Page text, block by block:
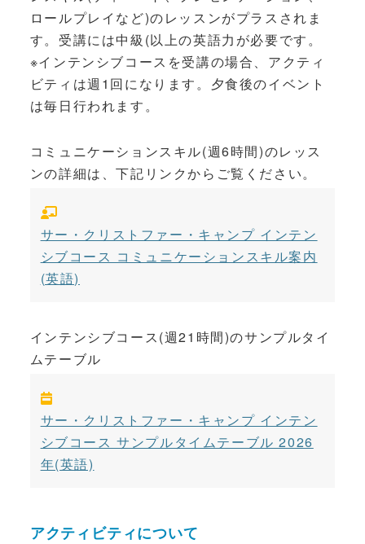
ロールプレイなど)のレッスンがプラスされま
す。受講には中級(以上の英語力が必要です。
※インテンシブコースを受講の場合、アクティ
ビティは週1回になります。夕食後のイベント
は毎日行われます。
コミュニケーションスキル(週6時間)のレッス
ンの詳細は、下記リンクからご覧ください。
サー・クリストファー・キャンプ インテン
シブコース コミュニケーションスキル案内
(英語)
インテンシブコース(週21時間)のサンプルタイ
ムテーブル
サー・クリストファー・キャンプ インテン
シブコース サンプルタイムテーブル 2026
年(英語)
アクティビティについて